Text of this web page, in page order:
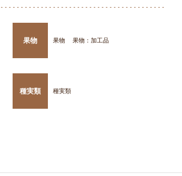
果物 果物 果物：加工品
種実類 種実類